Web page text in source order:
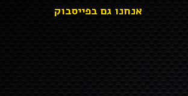
אנחנו גם בפייסבוק